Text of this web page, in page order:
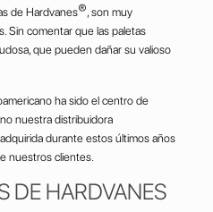
de Hardvanes®, son muy
Sin comentar que las paletas
que pueden dañar su valioso
ha sido el centro de
nuestra distribuidora
durante estos últimos años
nuestros clientes.
DE HARDVANES